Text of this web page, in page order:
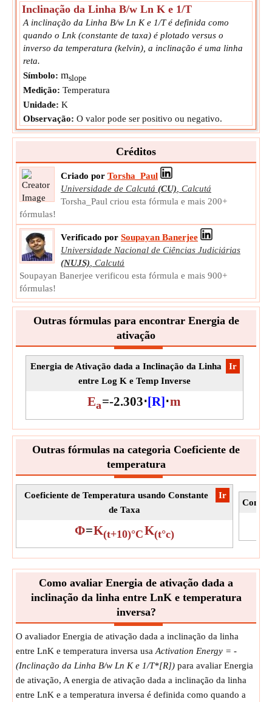
Inclinação da Linha B/w Ln K e 1/T
A inclinação da Linha B/w Ln K e 1/T é definida como
quando o Lnk (constante de taxa) é plotado versus o
inverso da temperatura (kelvin), a inclinação é uma linha
reta.
Símbolo: mslope
Medição: Temperatura
Unidade: K
Observação: O valor pode ser positivo ou negativo.
Créditos
Criado por Torsha_Paul
Universidade de Calcutá (CU), Calcutá
Torsha_Paul criou esta fórmula e mais 200+
fórmulas!
Verificado por Soupayan Banerjee
Universidade Nacional de Ciências Judiciárias
(NUJS), Calcutá
Soupayan Banerjee verificou esta fórmula e mais 900+
fórmulas!
Outras fórmulas para encontrar Energia de
ativação
​Ir
Energia de Ativação dada a Inclinação da Linha
entre Log K e Temp Inverse
Ea=-2.303⋅[R]⋅m
Outras fórmulas na categoria Coeficiente de
temperatura
​Ir
Coeficiente de Temperatura usando Constante
de Taxa
Φ=K(t+10)°CK(t°c)
Como avaliar Energia de ativação dada a
inclinação da linha entre LnK e temperatura
inversa?
O avaliador Energia de ativação dada a inclinação da linha
entre LnK e temperatura inversa usa Activation Energy = -
(Inclinação da Linha B/w Ln K e 1/T*[R]) para avaliar Energia
de ativação, A energia de ativação dada a inclinação da linha
entre LnK e a temperatura inversa é definida como quando a